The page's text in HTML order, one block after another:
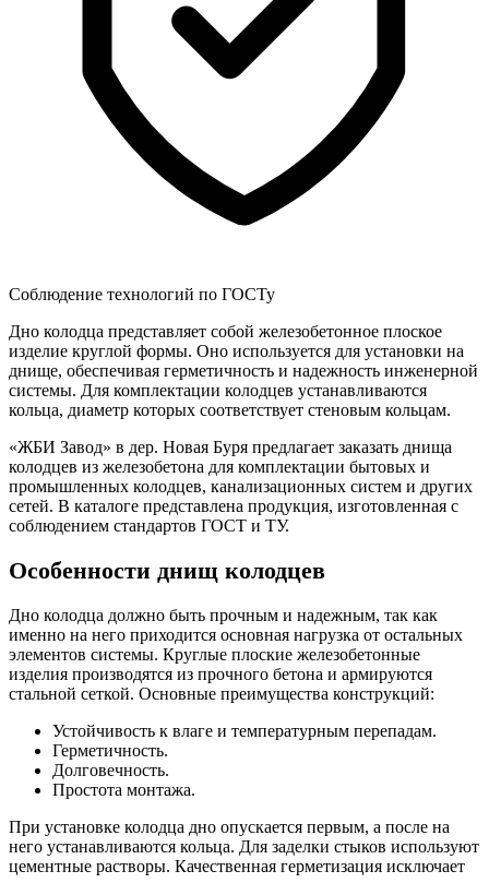
Соблюдение технологий по ГОСТу
Дно колодца представляет собой железобетонное плоское
изделие круглой формы. Оно используется для установки на
днище, обеспечивая герметичность и надежность инженерной
системы. Для комплектации колодцев устанавливаются
кольца, диаметр которых соответствует стеновым кольцам.
«ЖБИ Завод» в дер. Новая Буря предлагает заказать днища
колодцев из железобетона для комплектации бытовых и
промышленных колодцев, канализационных систем и других
сетей. В каталоге представлена продукция, изготовленная с
соблюдением стандартов ГОСТ и ТУ.
Особенности днищ колодцев
Дно колодца должно быть прочным и надежным, так как
именно на него приходится основная нагрузка от остальных
элементов системы. Круглые плоские железобетонные
изделия производятся из прочного бетона и армируются
стальной сеткой. Основные преимущества конструкций:
Устойчивость к влаге и температурным перепадам.
Герметичность.
Долговечность.
Простота монтажа.
При установке колодца дно опускается первым, а после на
него устанавливаются кольца. Для заделки стыков используют
цементные растворы. Качественная герметизация исключает